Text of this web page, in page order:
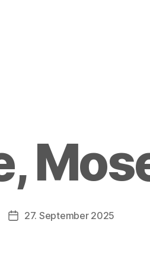
Beitragsdatum
27. September 2025